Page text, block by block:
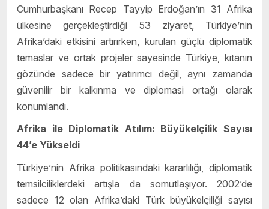
Cumhurbaşkanı Recep Tayyip Erdoğan’ın 31 Afrika
ülkesine gerçekleştirdiği 53 ziyaret, Türkiye’nin
Afrika’daki etkisini artırırken, kurulan güçlü diplomatik
temaslar ve ortak projeler sayesinde Türkiye, kıtanın
gözünde sadece bir yatırımcı değil, aynı zamanda
güvenilir bir kalkınma ve diplomasi ortağı olarak
konumlandı.
Afrika ile Diplomatik Atılım: Büyükelçilik Sayısı
44’e Yükseldi
Türkiye’nin Afrika politikasındaki kararlılığı, diplomatik
temsilciliklerdeki artışla da somutlaşıyor. 2002’de
sadece 12 olan Afrika’daki Türk büyükelçiliği sayısı